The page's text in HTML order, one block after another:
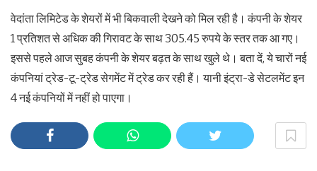
वेदांता लिमिटेड के शेयरों में भी बिकवाली देखने को मिल रही है। कंपनी के शेयर
1 प्रतिशत से अधिक की गिरावट के साथ 305.45 रुपये के स्तर तक आ गए।
इससे पहले आज सुबह कंपनी के शेयर बढ़त के साथ खुले थे। बता दें, ये चारों नई
कंपनियां ट्रेड-टू-ट्रेड सेगमेंट में ट्रेड कर रही हैं। यानी इंट्रा-डे सेटलमेंट इन
4 नई कंपनियों में नहीं हो पाएगा।